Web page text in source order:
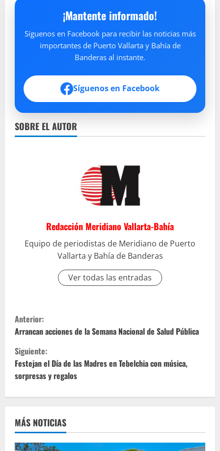
¡Mantente informado!
Síguenos en Facebook para recibir las noticias más
importantes de Puerto Vallarta y Bahía de
Banderas al instante.
Síguenos en Facebook
SOBRE EL AUTOR
Redacción Meridiano Vallarta-Bahía
Equipo de periodistas de Meridiano de Puerto
Vallarta y Bahía de Banderas
Ver todas las entradas
S
i
g
u
e
l
e
Anterior:
Arrancan acciones de la Semana Nacional de Salud Pública
Siguiente:
Festejan el Día de las Madres en Tebelchia con música,
sorpresas y regalos
MÁS NOTICIAS